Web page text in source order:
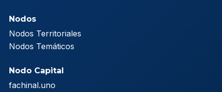
Nodos
Nodos Territoriales
Nodos Temáticos
Nodo Capital
fachinal.uno